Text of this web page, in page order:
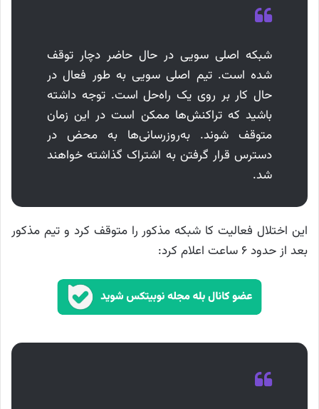
شبکه اصلی سویی در حال حاضر دچار توقف
شده است. تیم اصلی سویی به طور فعال در
حال کار بر روی یک راه‌حل است. توجه داشته
باشید که تراکنش‌ها ممکن است در این زمان
متوقف شوند. به‌روزرسانی‌ها به محض در
دسترس قرار گرفتن به اشتراک گذاشته خواهند
شد.
این اختلال فعالیت کا شبکه مذکور را متوقف کرد و تیم مذکور
بعد از حدود ۶ ساعت اعلام کرد: